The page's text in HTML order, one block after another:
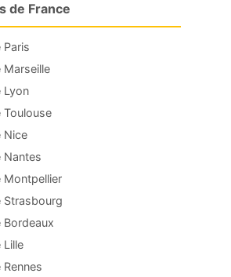
de France
Paris
Marseille
Lyon
Toulouse
Nice
Nantes
Montpellier
Strasbourg
Bordeaux
Lille
Rennes